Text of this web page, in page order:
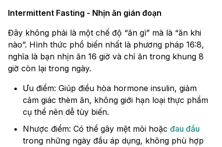
Intermittent Fasting - Nhịn ăn gián đoạn
Đây không phải là một chế độ “ăn gì” mà là “ăn khi
nào”. Hình thức phổ biến nhất là phương pháp 16:8,
nghĩa là bạn nhịn ăn 16 giờ và chỉ ăn trong khung 8
giờ còn lại trong ngày.
Ưu điểm: Giúp điều hòa hormone insulin, giảm
cảm giác thèm ăn, không giới hạn loại thực phẩm
cụ thể nên dễ tùy biến.
Nhược điểm: Có thể gây mệt mỏi hoặc đau đầu
trong những ngày đầu áp dụng, không phù hợp